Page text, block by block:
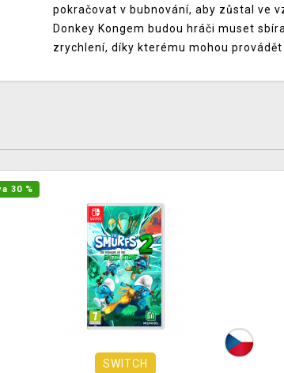
pokračovat v bubnování, aby zůstal ve
Donkey Kongem budou hráči muset
zrychlení, díky kterému mohou provádět
30 %
SWITCH